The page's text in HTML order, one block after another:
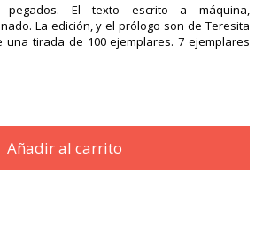
pegados. El texto escrito a máquina,
La edición, y el prólogo son de Teresita
una tirada de 100 ejemplares. 7 ejemplares
Añadir al carrito